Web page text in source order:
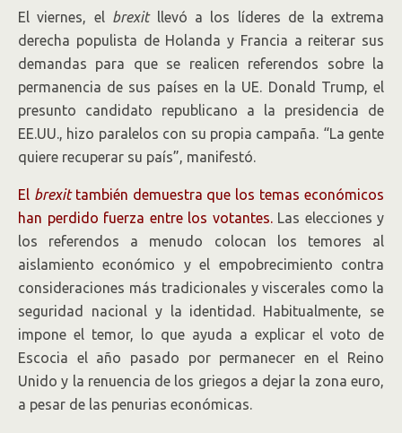
El viernes, el brexitllevó a los líderes de la extrema
derecha populista de Holanda y Francia a reiterar sus
demandas para que se realicen referendos sobre la
permanencia de sus países en la UE. Donald Trump, el
presunto candidato republicano a la presidencia de
EE.UU., hizo paralelos con su propia campaña. “La gente
quiere recuperar su país”, manifestó.
El brexittambién demuestra que los temas económicos
han perdido fuerza entre los votantes.Las elecciones y
los referendos a menudo colocan los temores al
aislamiento económico y el empobrecimiento contra
consideraciones más tradicionales y viscerales como la
seguridad nacional y la identidad. Habitualmente, se
impone el temor, lo que ayuda a explicar el voto de
Escocia el año pasado por permanecer en el Reino
Unido y la renuencia de los griegos a dejar la zona euro,
a pesar de las penurias económicas.